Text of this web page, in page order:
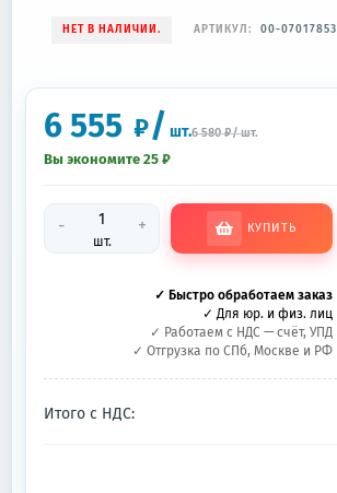
НЕТ В НАЛИЧИИ. АРТИКУЛ: 00-07017853
6 555 ₽/ шт.6 580 ₽/шт.
Вы экономите 25 ₽
-
шт.
+ КУПИТЬ
✓ Быстро обработаем заказ
✓ Для юр. и физ. лиц
✓ Работаем с НДС — счёт, УПД
✓ Отгрузка по СПб, Москве и РФ
Итого с НДС: